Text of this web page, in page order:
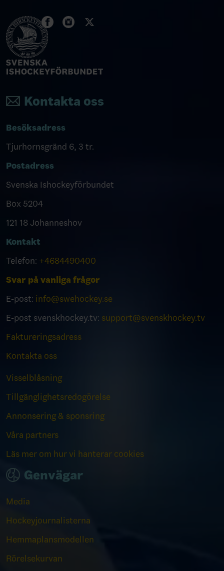
Kontakta oss
Besöksadress
Tjurhornsgränd 6, 3 tr.
Postadress
Svenska Ishockeyförbundet
Box 5204
121 18 Johanneshov
Kontakt
Telefon: +4684490400
Svar på vanliga frågor
E-post: info@swehockey.se
E-post svenskhockey.tv: support@svenskhockey.tv
Faktureringsadress
Kontakta oss
Visselblåsning
Tillgänglighetsredogörelse
Annonsering & sponsring
Våra partners
Läs mer om hur vi hanterar cookies
Genvägar
Media
Hockeyjournalisterna
Hemmaplansmodellen
Rörelsekurvan